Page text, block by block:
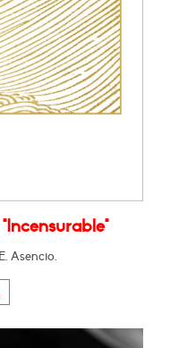
Asencio.